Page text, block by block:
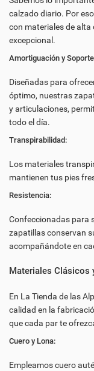
calzado diario. Por
con materiales de alta
excepcional.
Amortiguación y
Diseñadas para
óptimo, nuestras
y articulaciones,
todo el día.
Transpirabilidad:
Los materiales
mantienen tus pies
Resistencia:
Confeccionadas para
zapatillas conservan
acompañándote en
Materiales Clásicos
En La Tienda de las
calidad en la
que cada par te
Cuero y Lona:
Empleamos cuero